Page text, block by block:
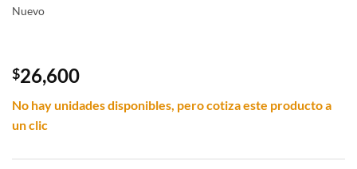
Nuevo
$26,600
No hay unidades disponibles, pero cotiza este producto a
un clic